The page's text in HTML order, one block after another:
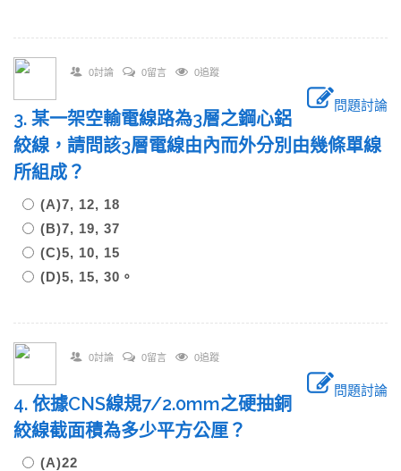
0討論 0留言 0追蹤
問題討論
3. 某一架空輸電線路為3層之鋼心鋁
絞線，請問該3層電線由內而外分別由幾條單線
所組成？
(A)7, 12, 18
(B)7, 19, 37
(C)5, 10, 15
(D)5, 15, 30。
0討論 0留言 0追蹤
問題討論
4. 依據CNS線規7/2.0mm之硬抽銅
絞線截面積為多少平方公厘？
(A)22